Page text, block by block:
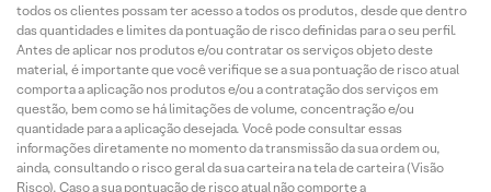
todos os clientes possam ter acesso a todos os produtos, desde que dentro
das quantidades e limites da pontuação de risco definidas para o seu perfil.
Antes de aplicar nos produtos e/ou contratar os serviços objeto deste
material, é importante que você verifique se a sua pontuação de risco atual
comporta a aplicação nos produtos e/ou a contratação dos serviços em
questão, bem como se há limitações de volume, concentração e/ou
quantidade para a aplicação desejada. Você pode consultar essas
informações diretamente no momento da transmissão da sua ordem ou,
ainda, consultando o risco geral da sua carteira na tela de carteira (Visão
Risco). Caso a sua pontuação de risco atual não comporte a